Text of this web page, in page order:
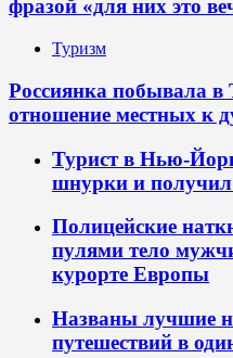
фразой «для них это
Туризм
Россиянка побывала в
отношение местных к
Турист в Нью-
шнурки и получил
Полицейские
пулями тело
курорте Европы
Названы лучшие
путешествий в